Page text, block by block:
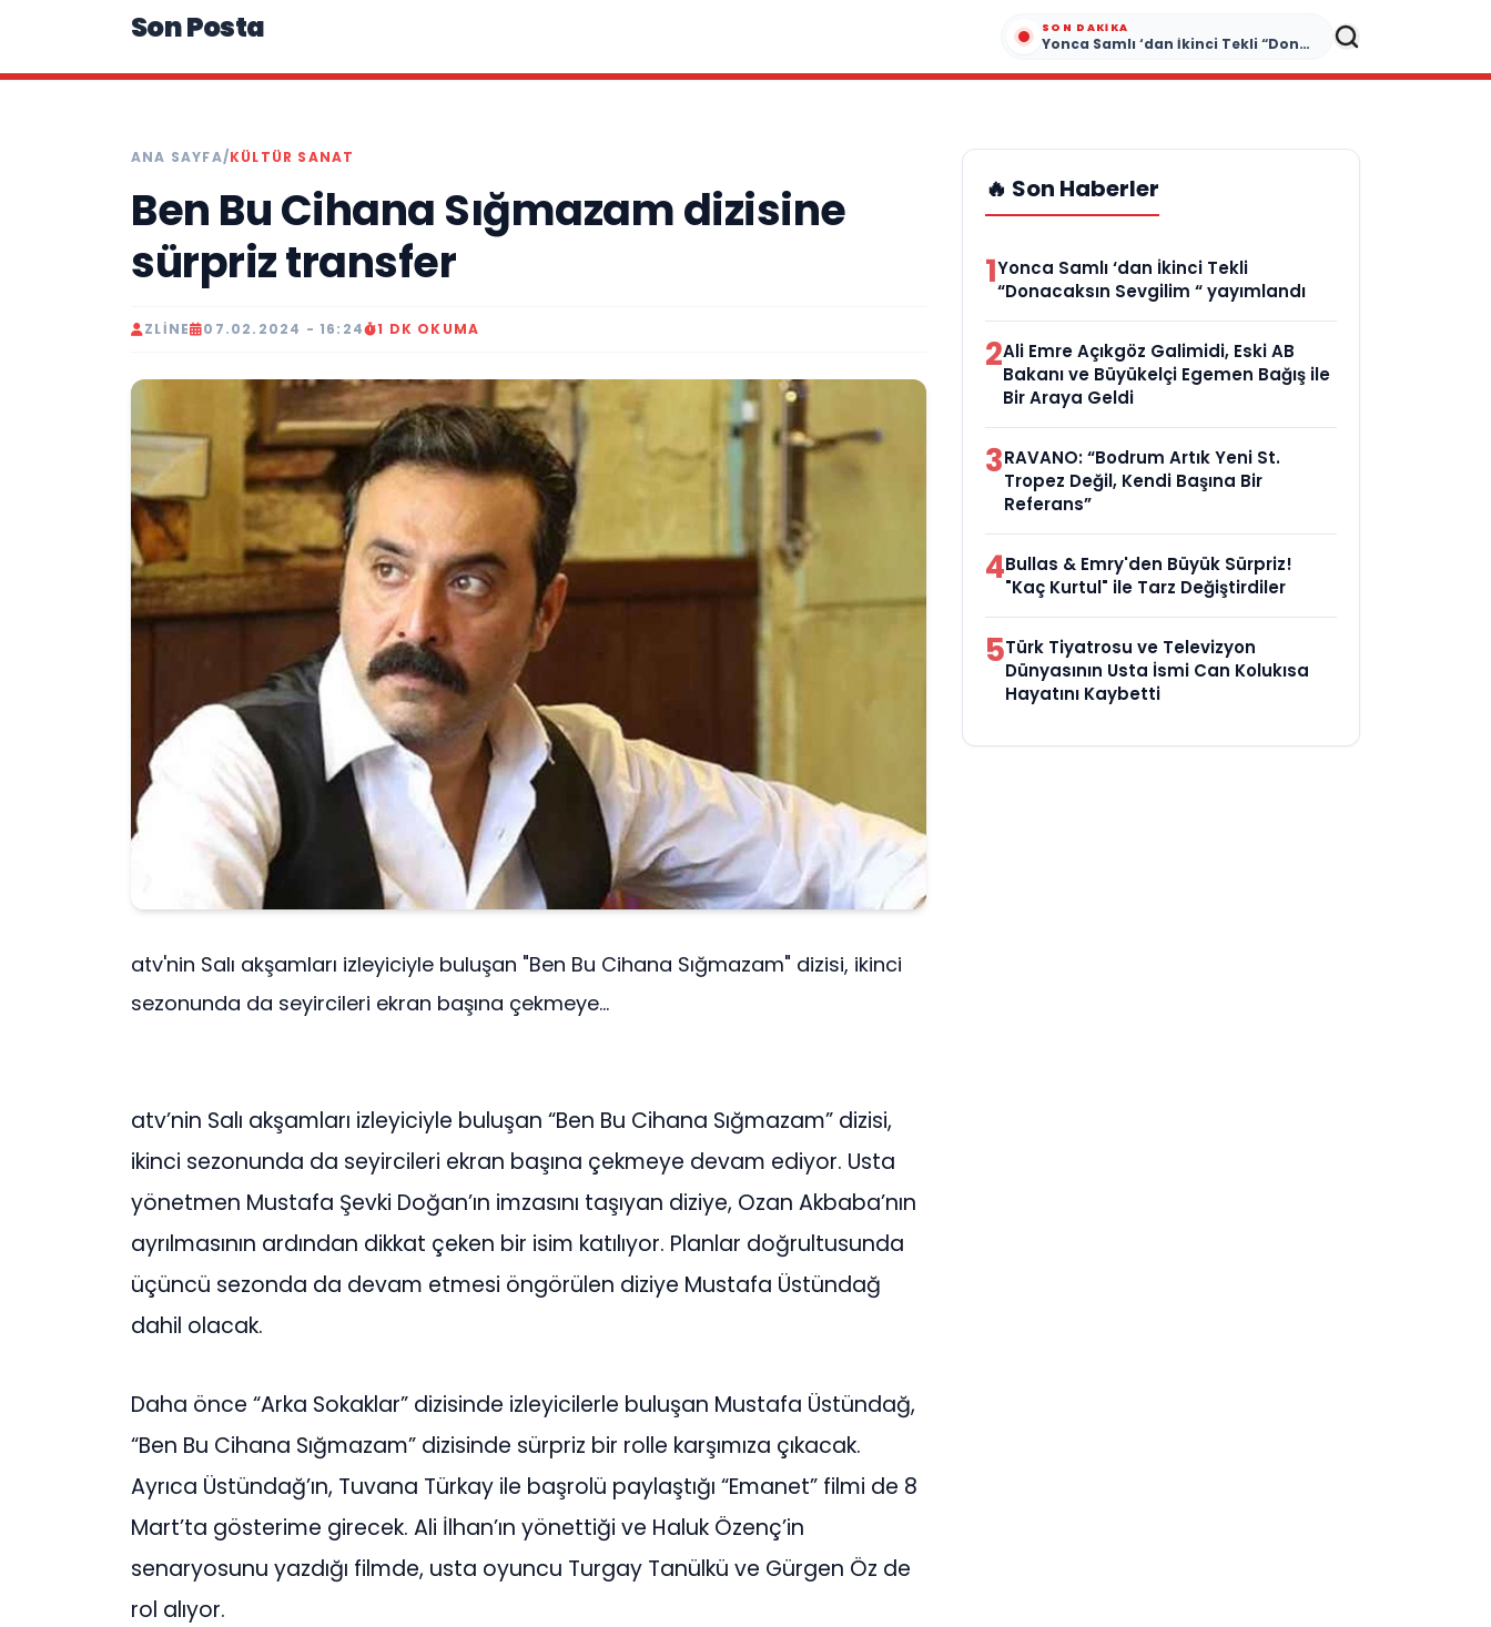
Son Posta SON DAKIKA
Yonca Samlı ‘dan İkinci Tekli “Donacaksın Sevgilim “ yayımlandı
ANA SAYFA/KÜLTÜR SANAT
Ben Bu Cihana Sığmazam dizisine
sürpriz transfer
ZLINE 07.02.2024 - 16:24 1 DK OKUMA
atv'nin Salı akşamları izleyiciyle buluşan "Ben Bu Cihana Sığmazam" dizisi, ikinci
sezonunda da seyircileri ekran başına çekmeye...
atv’nin Salı akşamları izleyiciyle buluşan “Ben Bu Cihana Sığmazam” dizisi,
ikinci sezonunda da seyircileri ekran başına çekmeye devam ediyor. Usta
yönetmen Mustafa Şevki Doğan’ın imzasını taşıyan diziye, Ozan Akbaba’nın
ayrılmasının ardından dikkat çeken bir isim katılıyor. Planlar doğrultusunda
üçüncü sezonda da devam etmesi öngörülen diziye Mustafa Üstündağ
dahil olacak.
Daha önce “Arka Sokaklar” dizisinde izleyicilerle buluşan Mustafa Üstündağ,
“Ben Bu Cihana Sığmazam” dizisinde sürpriz bir rolle karşımıza çıkacak.
Ayrıca Üstündağ’ın, Tuvana Türkay ile başrolü paylaştığı “Emanet” filmi de 8
Mart’ta gösterime girecek. Ali İlhan’ın yönettiği ve Haluk Özenç’in
senaryosunu yazdığı filmde, usta oyuncu Turgay Tanülkü ve Gürgen Öz de
rol alıyor.
🔥 Son Haberler
1Yonca Samlı ‘dan İkinci Tekli
“Donacaksın Sevgilim “ yayımlandı
2Ali Emre Açıkgöz Galimidi, Eski AB
Bakanı ve Büyükelçi Egemen Bağış ile
Bir Araya Geldi
3RAVANO: “Bodrum Artık Yeni St.
Tropez Değil, Kendi Başına Bir
Referans”
4Bullas & Emry'den Büyük Sürpriz!
"Kaç Kurtul" ile Tarz Değiştirdiler
5Türk Tiyatrosu ve Televizyon
Dünyasının Usta İsmi Can Kolukısa
Hayatını Kaybetti